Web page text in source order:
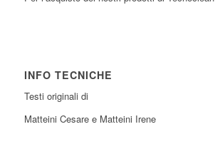
INFO TECNICHE
Testi originali di
Matteini Cesare e Matteini Irene